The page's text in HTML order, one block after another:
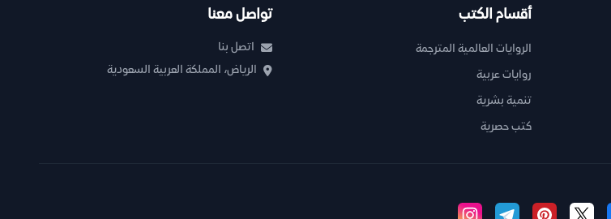
أقسام الكتب
الروايات العالمية المترجمة
روايات عربية
تنمية بشرية
كتب حصرية
تواصل معنا
اتصل بنا
الرياض، المملكة العربية السعودية